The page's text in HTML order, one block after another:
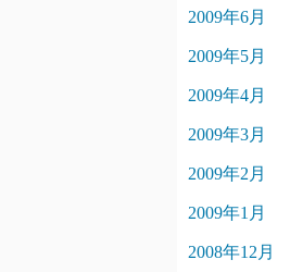
2009年6月
2009年5月
2009年4月
2009年3月
2009年2月
2009年1月
2008年12月